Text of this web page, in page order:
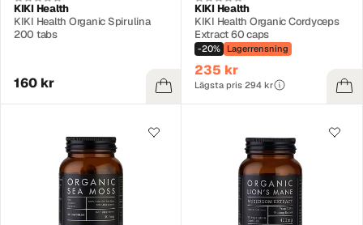
KIKI Health
KIKI Health Organic Spirulina
200 tabs
160 kr
KIKI Health
KIKI Health Organic Cordyceps
Extract 60 caps
-20% Lagerrensning
235 kr
Lägsta pris 294 kr